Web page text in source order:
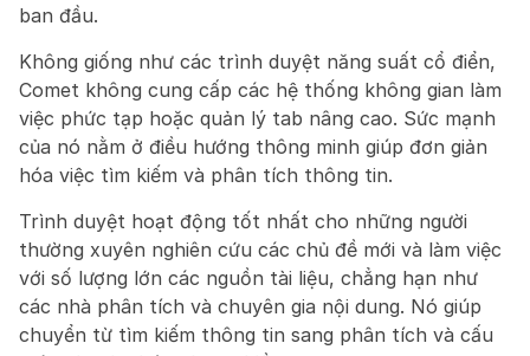
ban đầu.
Không giống như các trình duyệt năng suất cổ điển,
Comet không cung cấp các hệ thống không gian làm
việc phức tạp hoặc quản lý tab nâng cao. Sức mạnh
của nó nằm ở điều hướng thông minh giúp đơn giản
hóa việc tìm kiếm và phân tích thông tin.
Trình duyệt hoạt động tốt nhất cho những người
thường xuyên nghiên cứu các chủ đề mới và làm việc
với số lượng lớn các nguồn tài liệu, chẳng hạn như
các nhà phân tích và chuyên gia nội dung. Nó giúp
chuyển từ tìm kiếm thông tin sang phân tích và cấu